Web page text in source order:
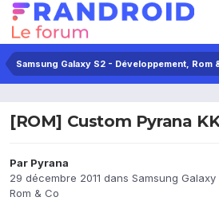
Samsung Galaxy S2 - Développement, Rom
[ROM] Custom Pyrana
Par Pyrana
29 décembre 2011 dans Samsung
Rom & Co